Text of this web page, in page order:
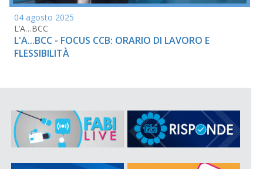
04 agosto 2025
L’A…BCC
L'A...BCC - FOCUS CCB: ORARIO DI LAVORO E
FLESSIBILITÀ